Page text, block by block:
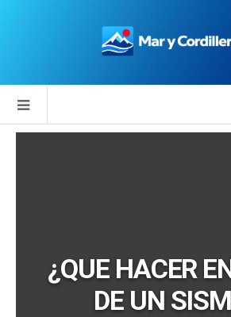
¿QUE HACER
DE UN